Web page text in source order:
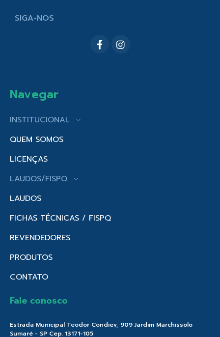
SIGA-NOS
Navegar
INSTITUCIONAL
QUEM SOMOS
LICENÇAS
LAUDOS/FISPQ
LAUDOS
FICHAS TÉCNICAS / FISPQ
REVENDEDORES
PRODUTOS
CONTATO
Fale conosco
Estrada Municipal Teodor Condiev, 909 Jardim Marchissolo
Sumaré - SP Cep. 13171-105